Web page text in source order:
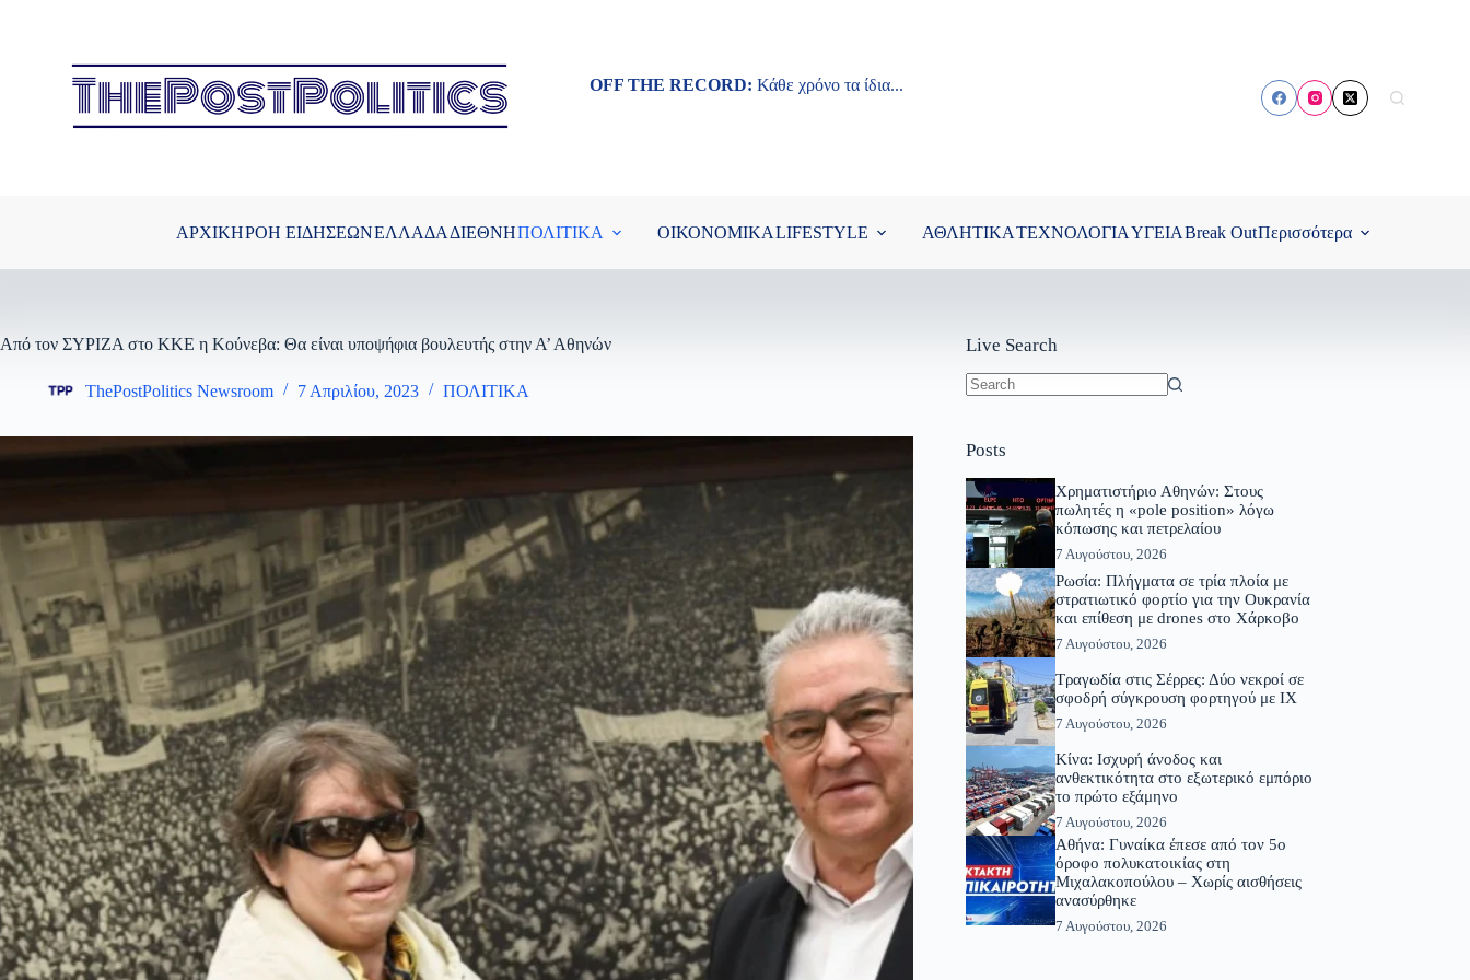
OFF THE RECORD: Κάθε χρόνο τα ίδια...
ΑΡΧΙΚΗΡΟΗ ΕΙΔΗΣΕΩΝΕΛΛΑΔΑ ΔΙΕΘΝΗΠΟΛΙΤΙΚΑ ΟΙΚΟΝΟΜΙΚΑLIFESTYLE ΑΘΛΗΤΙΚΑΤΕΧΝΟΛΟΓΙΑΥΓΕΙΑBreak OutΠερισσότερα
Από τον ΣΥΡΙΖΑ στο ΚΚΕ η Κούνεβα: Θα είναι υποψήφια βουλευτής στην Α’ Αθηνών
ThePostPolitics Newsroom 7 Απριλίου, 2023 ΠΟΛΙΤΙΚΑ
Live Search
Posts
Χρηματιστήριο Αθηνών: Στους
πωλητές η «pole position» λόγω
κόπωσης και πετρελαίου
7 Αυγούστου, 2026
Ρωσία: Πλήγματα σε τρία πλοία με
στρατιωτικό φορτίο για την Ουκρανία
και επίθεση με drones στο Χάρκοβο
7 Αυγούστου, 2026
Τραγωδία στις Σέρρες: Δύο νεκροί σε
σφοδρή σύγκρουση φορτηγού με ΙΧ
7 Αυγούστου, 2026
Κίνα: Ισχυρή άνοδος και
ανθεκτικότητα στο εξωτερικό εμπόριο
το πρώτο εξάμηνο
7 Αυγούστου, 2026
Αθήνα: Γυναίκα έπεσε από τον 5ο
όροφο πολυκατοικίας στη
Μιχαλακοπούλου – Χωρίς αισθήσεις
ανασύρθηκε
7 Αυγούστου, 2026